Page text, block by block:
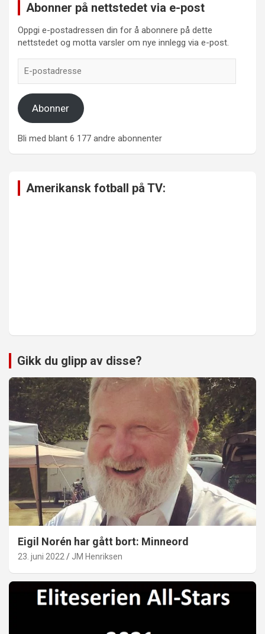
Abonner på nettstedet via e-post
Oppgi e-postadressen din for å abonnere på dette
nettstedet og motta varsler om nye innlegg via e-post.
postadresse
Abonner
Bli med blant 6 177 andre abonnenter
Amerikansk fotball på TV:
Gikk du glipp av disse?
Eigil Norén har gått bort: Minneord
23. juni 2022 JM Henriksen